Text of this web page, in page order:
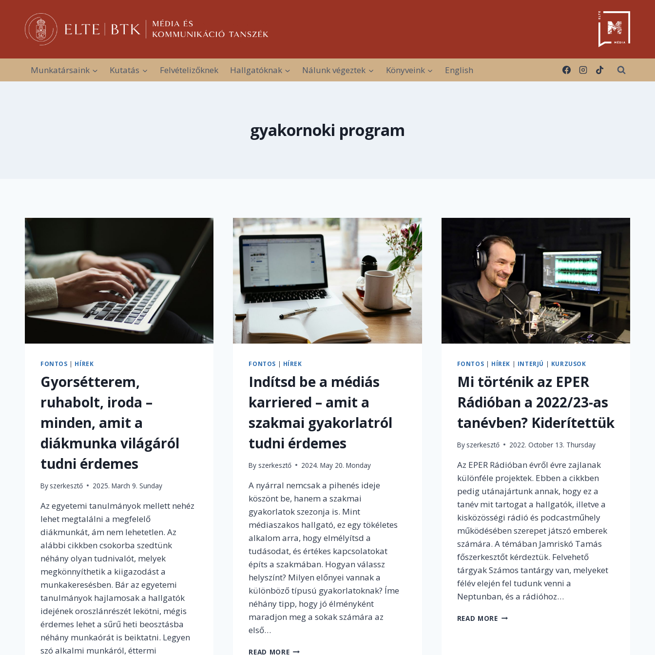
content
Munkatársaink Kutatás Felvételizőknek Hallgatóknak Nálunk végeztek Könyveink English
gyakornoki program
FONTOS | HÍREK
Gyorsétterem,
ruhabolt, iroda –
minden, amit a
diákmunka világáról
tudni érdemes
By szerkesztő 2025. March 9. Sunday
Az egyetemi tanulmányok mellett nehéz
lehet megtalálni a megfelelő
diákmunkát, ám nem lehetetlen. Az
alábbi cikkben csokorba szedtünk
néhány olyan tudnivalót, melyek
megkönnyíthetik a kiigazodást a
munkakeresésben. Bár az egyetemi
tanulmányok hajlamosak a hallgatók
idejének oroszlánrészét lekötni, mégis
érdemes lehet a sűrű heti beosztásba
néhány munkaórát is beiktatni. Legyen
szó alkalmi munkáról, éttermi
FONTOS | HÍREK
Indítsd be a médiás
karriered – amit a
szakmai gyakorlatról
tudni érdemes
By szerkesztő 2024. May 20. Monday
A nyárral nemcsak a pihenés ideje
köszönt be, hanem a szakmai
gyakorlatok szezonja is. Mint
médiaszakos hallgató, ez egy tökéletes
alkalom arra, hogy elmélyítsd a
tudásodat, és értékes kapcsolatokat
építs a szakmában. Hogyan válassz
helyszínt? Milyen előnyei vannak a
különböző típusú gyakorlatoknak? Íme
néhány tipp, hogy jó élményként
maradjon meg a sokak számára az
első…
READ MORE INDÍTSD
FONTOS | HÍREK | INTERJÚ | KURZUSOK
Mi történik az EPER
Rádióban a 2022/23-as
tanévben? Kiderítettük
By szerkesztő 2022. October 13. Thursday
Az EPER Rádióban évről évre zajlanak
különféle projektek. Ebben a cikkben
pedig utánajártunk annak, hogy ez a
tanév mit tartogat a hallgatók, illetve a
kisközösségi rádió és podcastműhely
működésében szerepet játszó emberek
számára. A témában Jamriskó Tamás
főszerkesztőt kérdeztük. Felvehető
tárgyak Számos tantárgy van, melyeket
félév elején fel tudunk venni a
Neptunban, és a rádióhoz…
READ MORE MI